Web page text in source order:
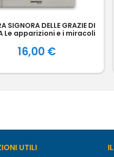
SIGNORA DELLE GRAZIE DI
Le apparizioni e i miracoli
Prezzo
16,00 €
UTILI